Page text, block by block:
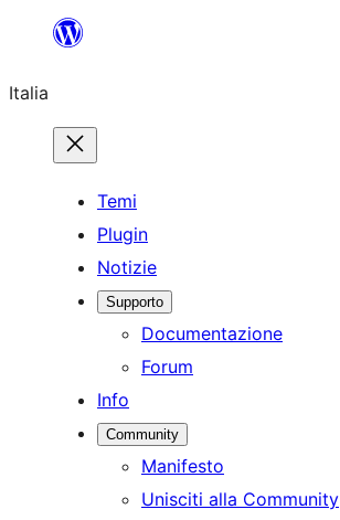
contenuto
Italia
Temi
Plugin
Notizie
Supporto
Documentazione
Forum
Info
Community
Manifesto
Unisciti alla Community